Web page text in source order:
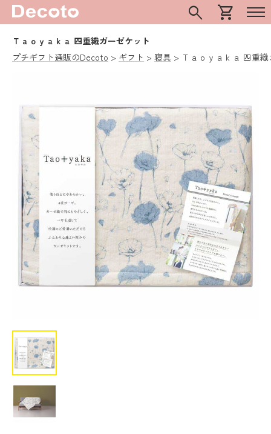
search shopping_cart
Ｔａｏｙａｋａ 四重織ガーゼケット
プチギフト通販のDecoto
ギフト 寝具 Ｔａｏｙａｋａ 四重